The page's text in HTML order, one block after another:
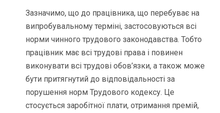
Зазначимо, що до працівника, що перебуває на
випробувальному терміні, застосовуються всі
норми чинного трудового законодавства. Тобто
працівник має всі трудові права і повинен
виконувати всі трудові обов’язки, а також може
бути притягнутий до відповідальності за
порушення норм Трудового кодексу. Це
стосується заробітної плати, отримання премій,